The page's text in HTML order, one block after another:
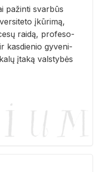
pa­žin­ti svar­būs
įkū­ri­mą,
rai­dą, pro­fe­so­
kas­die­nio gy­ve­ni­
įta­ką vals­ty­bės